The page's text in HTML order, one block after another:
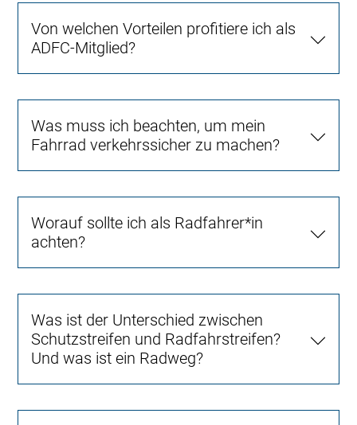
Von welchen Vorteilen profitiere ich als
ADFC-Mitglied?
Was muss ich beachten, um mein
Fahrrad verkehrssicher zu machen?
Worauf sollte ich als Radfahrer*in
achten?
Was ist der Unterschied zwischen
Schutzstreifen und Radfahrstreifen?
Und was ist ein Radweg?